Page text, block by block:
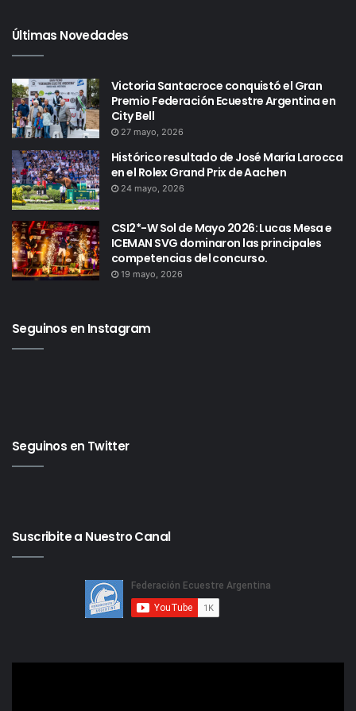
Últimas Novedades
Victoria Santacroce conquistó el Gran
Premio Federación Ecuestre Argentina en
City Bell
27 mayo, 2026
Histórico resultado de José María Larocca
en el Rolex Grand Prix de Aachen
24 mayo, 2026
CSI2*-W Sol de Mayo 2026: Lucas Mesa e
ICEMAN SVG dominaron las principales
competencias del concurso.
19 mayo, 2026
Seguinos en Instagram
Seguinos en Twitter
Suscribite a Nuestro Canal